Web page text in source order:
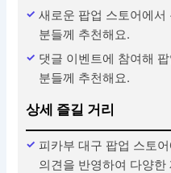
새로운 팝업 스토어에
분들께 추천해요.
댓글 이벤트에 참여해
분들께 추천해요.
상세 즐길 거리
피카부 대구 팝업 스토
의견을 반영하여 다양